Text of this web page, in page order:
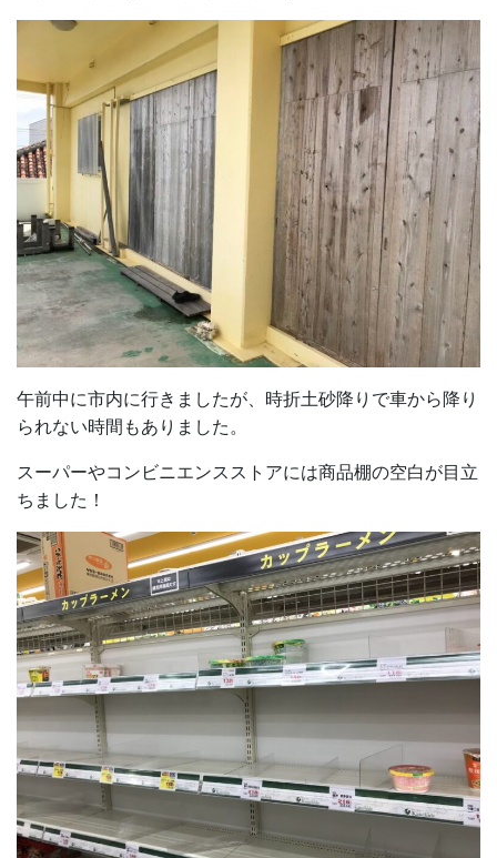
午前中に市内に行きましたが、時折土砂降りで車から降り
られない時間もありました。
スーパーやコンビニエンスストアには商品棚の空白が目立
ちました！